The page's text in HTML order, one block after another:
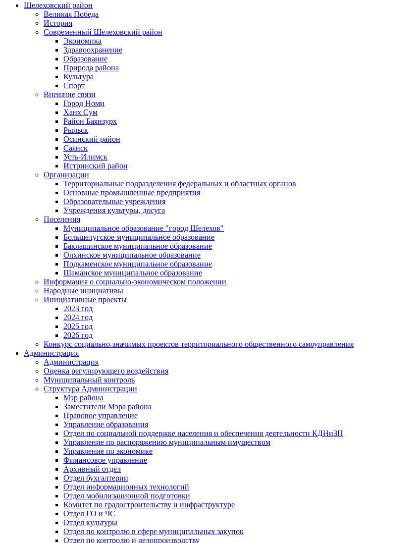
Шелеховский район
Великая Победа
История
Современный Шелеховский район
Экономика
Здравоохранение
Образование
Природа района
Культура
Спорт
Внешние связи
Город Номи
Ханх Сум
Район Баянзурх
Рыльск
Осинский район
Саянск
Усть-Илимск
Истринский район
Организации
Территориальные подразделения федеральных и областных органов
Основные промышленные предприятия
Образовательные учреждения
Учреждения культуры, досуга
Поселения
Муниципальное образование "город Шелехов"
Большелугское муниципальное образование
Баклашинское муниципальное образование
Олхинское муниципальное образование
Подкаменское муниципальное образование
Шаманское муниципальное образование
Информация о социально-экономическом положении
Народные инициативы
Инициативные проекты
2023 год
2024 год
2025 год
2026 год
Конкурс социально-значимых проектов территориального общественного самоуправления
Администрация
Администрация
Оценка регулирующего воздействия
Муниципальный контроль
Структура Администрации
Мэр района
Заместители Мэра района
Правовое управление
Управление образования
Отдел по социальной поддержке населения и обеспечения деятельности КДНиЗП
Управление по распоряжению муниципальным имуществом
Управление по экономике
Финансовое управление
Архивный отдел
Отдел бухгалтерии
Отдел информационных технологий
Отдел мобилизационной подготовки
Комитет по градостроительству и инфраструктуре
Отдел ГО и ЧС
Отдел культуры
Отдел по контролю в сфере муниципальных закупок
Отдел по контролю и делопроизводству